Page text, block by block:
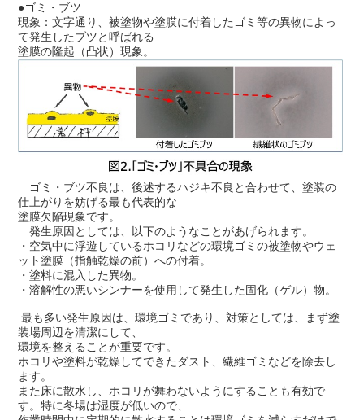
●ゴミ・ブツ
現象：文字通り、被塗物や塗膜に付着したゴミ等の異物によっ
て発生したブツと呼ばれる
塗膜の隆起（凸状）現象。
ゴミ・ブツ不良は、後述するハジキ不良と合わせて、塗装の
仕上がりを妨げる最も代表的な
塗膜欠陥現象です。
発生原因としては、以下のようなことがあげられます。
・空気中に浮遊しているホコリなどの環境ゴミの被塗物やウェ
ット塗膜（指触乾燥の前）への付着。
・塗料に混入した異物。
・溶解性の悪いシンナーを使用して発生した固化（ゲル）物。
最も多い発生原因は、環境ゴミであり、対策としては、まず塗
装場周辺を清潔にして、
環境を整えることが重要です。
ホコリや塗料が乾燥してできたダスト、繊維ゴミなどを除去し
ます。
また床に散水し、ホコリが舞わないようにすることも有効で
す。特に冬場は湿度が低いので、